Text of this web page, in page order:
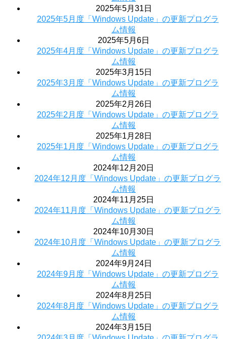
2025年5月31日
2025年5月度「Windows Update」の更新プログラ
ム情報
2025年5月6日
2025年4月度「Windows Update」の更新プログラ
ム情報
2025年3月15日
2025年3月度「Windows Update」の更新プログラ
ム情報
2025年2月26日
2025年2月度「Windows Update」の更新プログラ
ム情報
2025年1月28日
2025年1月度「Windows Update」の更新プログラ
ム情報
2024年12月20日
2024年12月度「Windows Update」の更新プログラ
ム情報
2024年11月25日
2024年11月度「Windows Update」の更新プログラ
ム情報
2024年10月30日
2024年10月度「Windows Update」の更新プログラ
ム情報
2024年9月24日
2024年9月度「Windows Update」の更新プログラ
ム情報
2024年8月25日
2024年8月度「Windows Update」の更新プログラ
ム情報
2024年3月15日